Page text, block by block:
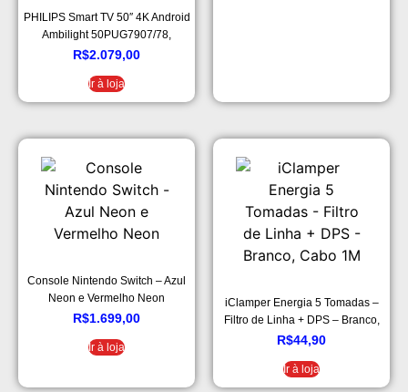
PHILIPS Smart TV 50″ 4K Android
Ambilight 50PUG7907/78,
Google Assistant, Comando de
VRR/ALLM, Bluetooth 5.0, 4
HDMI
R$2.079,00
Ir à loja
Console Nintendo Switch – Azul
Neon e Vermelho Neon
R$1.699,00
Ir à loja
iClamper Energia 5 Tomadas –
Filtro de Linha + DPS – Branco,
Cabo 1M
R$44,90
Ir à loja